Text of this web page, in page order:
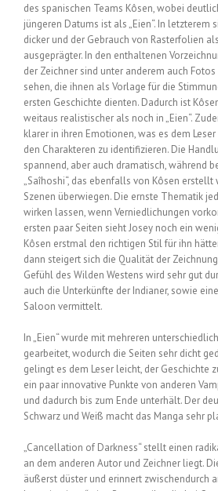
des spanischen Teams Kôsen, wobei
jüngeren Datums ist als „Eien“. In letzterem
dicker und der Gebrauch von Rasterfolien
ausgeprägter. In den enthaltenen
der Zeichner sind unter anderem auch
sehen, die ihnen als Vorlage für die
ersten Geschichte dienten. Dadurch ist
weitaus realistischer als noch in „Eien“.
klarer in ihren Emotionen, was es dem
den Charakteren zu identifizieren. Die
spannend, aber auch dramatisch, während
„Saîhoshi“, das ebenfalls von Kôsen erstellt
Szenen überwiegen. Die ernste Thematik
wirken lassen, wenn Verniedlichungen
ersten paar Seiten sieht Josey noch ein
Kôsen erstmal den richtigen Stil für ihn
dann steigert sich die Qualität der
Gefühl des Wilden Westens wird sehr gut
auch die Unterkünfte der Indianer, sowie
Saloon vermittelt.
In „Eien“ wurde mit mehreren
gearbeitet, wodurch die Seiten sehr dicht
gelingt es dem Leser leicht, der Geschichte
ein paar innovative Punkte von anderen
und dadurch bis zum Ende unterhält. Der
Schwarz und Weiß macht das Manga sehr
„Cancellation of Darkness“ stellt einen
an dem anderen Autor und Zeichner liegt.
äußerst düster und erinnert zwischendurch